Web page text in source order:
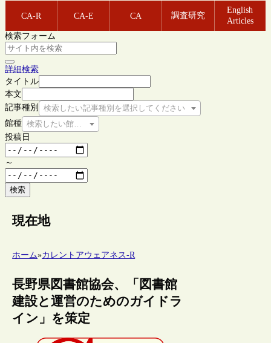
CA-R CA-E CA 調査研究
English
Articles
検索フォーム
詳細検索
タイトル
本文
記事種別
検索したい記事種別を選択してください
館種 検索したい館種を選択してください
投稿日
～
検索
現在地
ホーム»カレントアウェアネス-R
長野県図書館協会、「図書館
建設と運営のためのガイドラ
イン」を策定